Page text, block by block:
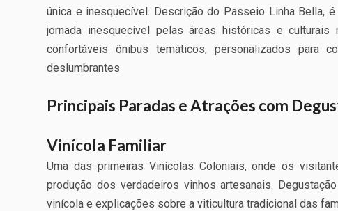
única e inesquecível. Descrição do Passeio Linha Bella,
jornada inesquecível pelas áreas históricas e
confortáveis ônibus temáticos, personalizados para
deslumbrantes
Principais Paradas e Atrações com
Vinícola Familiar
Uma das primeiras Vinícolas Coloniais, onde os
produção dos verdadeiros vinhos artesanais.
vinícola e explicações sobre a viticultura tradicional das